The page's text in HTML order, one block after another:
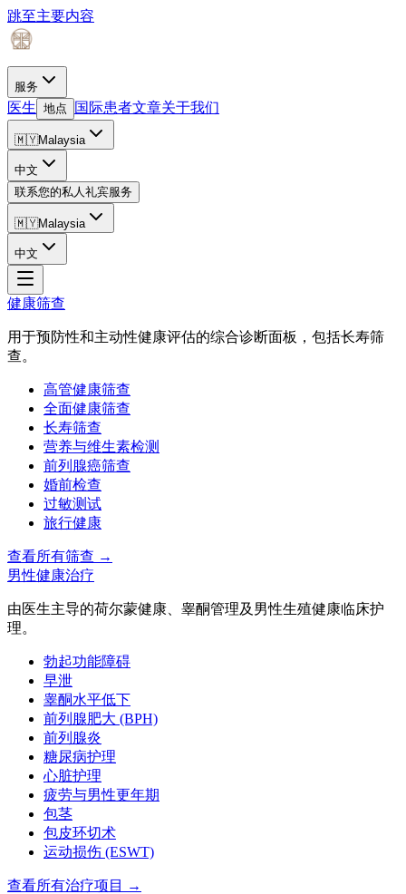
跳至主要内容
服务
医生 地点 国际患者文章关于我们
🇲🇾Malaysia
中文
联系您的私人礼宾服务
🇲🇾Malaysia
中文
健康筛查
用于预防性和主动性健康评估的综合诊断面板，包括长寿筛
查。
高管健康筛查
全面健康筛查
长寿筛查
营养与维生素检测
前列腺癌筛查
婚前检查
过敏测试
旅行健康
查看所有筛查 →
男性健康治疗
由医生主导的荷尔蒙健康、睾酮管理及男性生殖健康临床护
理。
勃起功能障碍
早泄
睾酮水平低下
前列腺肥大 (BPH)
前列腺炎
糖尿病护理
心脏护理
疲劳与男性更年期
包茎
包皮环切术
运动损伤 (ESWT)
查看所有治疗项目
→